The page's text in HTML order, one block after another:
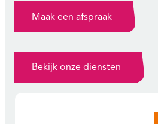
Maak een afspraak
Bekijk onze diensten